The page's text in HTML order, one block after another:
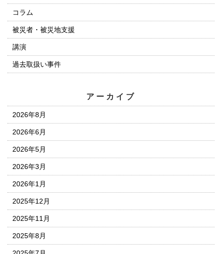
コラム
被災者・被災地支援
講演
過去取扱い事件
アーカイブ
2026年8月
2026年6月
2026年5月
2026年3月
2026年1月
2025年12月
2025年11月
2025年8月